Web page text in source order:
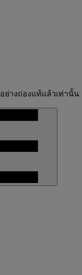
อย่างถ่องแท้แล้วเท่านั้น